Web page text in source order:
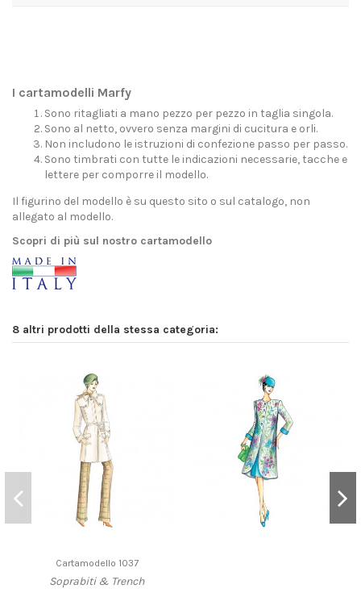
I cartamodelli Marfy
Sono ritagliati a mano pezzo per pezzo in taglia singola.
Sono al netto, ovvero senza margini di cucitura e orli.
Non includono le istruzioni di confezione passo per passo.
Sono timbrati con tutte le indicazioni necessarie, tacche e
lettere per comporre il modello.
Il figurino del modello è su questo sito o sul catalogo, non
allegato al modello.
Scopri di più sul nostro cartamodello
8 altri prodotti della stessa categoria:
Cartamodello 1037
Soprabiti & Trench